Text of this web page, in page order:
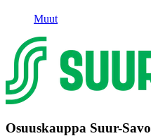
Muut
Osuuskauppa Suur-Savo